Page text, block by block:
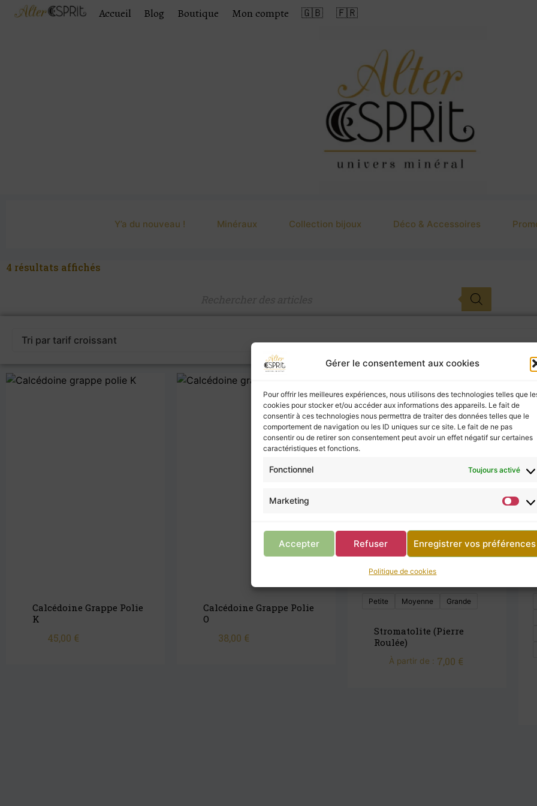
Gérer le consentement aux cookies
Pour offrir les meilleures expériences, nous utilisons des technologies telles que
cookies pour stocker et/ou accéder aux informations des appareils. Le fait de
consentir à ces technologies nous permettra de traiter des données telles que le
comportement de navigation ou les ID uniques sur ce site. Le fait de ne pas
consentir ou de retirer son consentement peut avoir un effet négatif sur certaines
caractéristiques et fonctions.
Fonctionnel Toujours activé
Marketing
Accepter Refuser Enregistrer vos préférences
Politique de cookies
Accueil Blog Boutique Mon compte 🇬🇧 🇫🇷
Y’a du nouveau ! Minéraux Collection bijoux Déco & Accessoires
4 résultats affichés
Calcédoine Grappe Polie
K
45,00 €
Calcédoine Grappe Polie
O
38,00 €
Stromatolite (pierre
Roulée)
À partir de : 7,00 €
Petite Moyenne Grande